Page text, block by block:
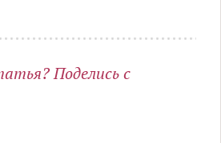
Поделись с